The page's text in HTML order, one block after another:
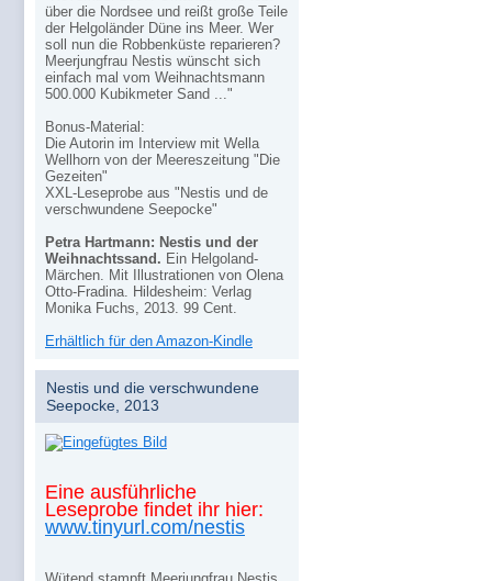
über die Nordsee und reißt große Teile
der Helgoländer Düne ins Meer. Wer
soll nun die Robbenküste reparieren?
Meerjungfrau Nestis wünscht sich
einfach mal vom Weihnachtsmann
500.000 Kubikmeter Sand ..."
Bonus-Material:
Die Autorin im Interview mit Wella
Wellhorn von der Meereszeitung "Die
Gezeiten"
XXL-Leseprobe aus "Nestis und de
verschwundene Seepocke"
Petra Hartmann: Nestis und der
Weihnachtssand. Ein Helgoland-
Märchen. Mit Illustrationen von Olena
Otto-Fradina. Hildesheim: Verlag
Monika Fuchs, 2013. 99 Cent.
Erhältlich für den Amazon-Kindle
Nestis und die verschwundene
Seepocke, 2013
Eine ausführliche
Leseprobe findet ihr hier:
www.tinyurl.com/nestis